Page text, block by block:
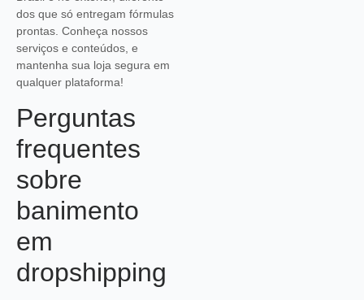
dos que só entregam fórmulas
prontas. Conheça nossos
serviços e conteúdos, e
mantenha sua loja segura em
qualquer plataforma!
Perguntas
frequentes
sobre
banimento
em
dropshipping